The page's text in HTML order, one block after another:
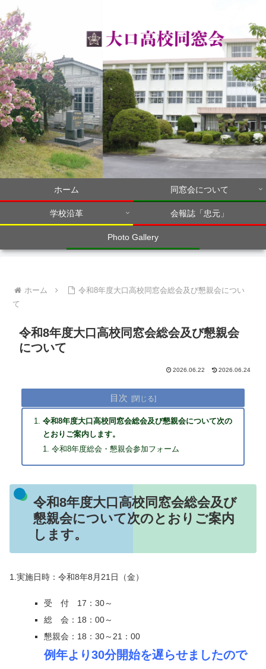
ホーム 同窓会について
学校沿革 会報誌「忠元」
Photo Gallery
ホーム
令和8年度大口高校同窓会総会及び懇親会につい
て
令和8年度大口高校同窓会総会及び懇親会
について
2026.06.22 2026.06.24
目次
令和8年度大口高校同窓会総会及び懇親会について次の
とおりご案内します。
令和8年度総会・懇親会参加フォーム
令和8年度大口高校同窓会総会及び
懇親会について次のとおりご案内
します。
1.実施日時：令和8年8月21日（金）
受 付 17：30～
総 会：18：00～
懇親会：18：30～21：00
例年より30分開始を遅らせましたので